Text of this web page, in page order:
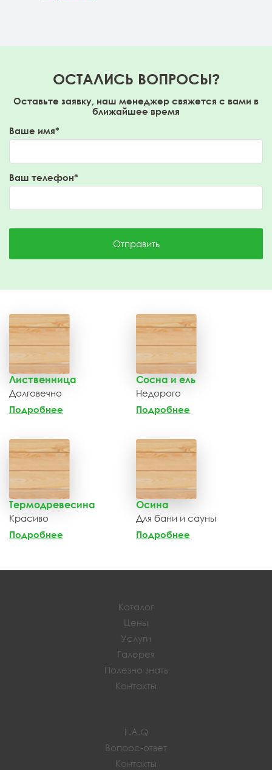
ОСТАЛИСЬ ВОПРОСЫ?
Оставьте заявку, наш менеджер свяжется с вами в
ближайшее время
Ваше имя*
Ваш телефон*
Отправить
Лиственница
Долговечно
Подробнее
Сосна и ель
Недорого
Подробнее
Термодревесина
Красиво
Подробнее
Осина
Для бани и сауны
Подробнее
Каталог
Цены
Услуги
Галерея
Полезно знать
Контакты
F.A.Q
Вопрос-ответ
Контакты